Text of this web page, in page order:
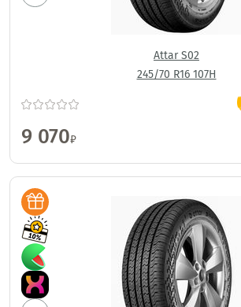
Attar S02
245/70 R16 107H
9 070₽